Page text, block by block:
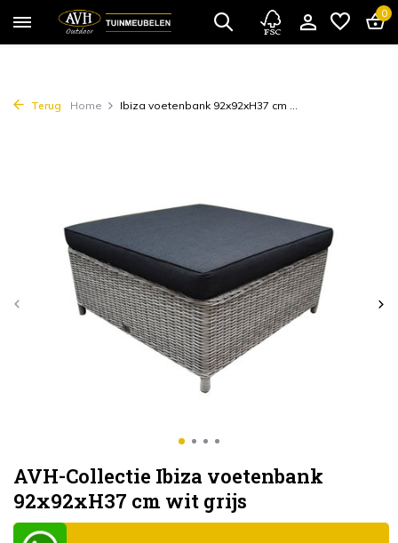
0
Terug Home Ibiza voetenbank 92x92xH37 cm ...
AVH-Collectie Ibiza voetenbank
92x92xH37 cm wit grijs